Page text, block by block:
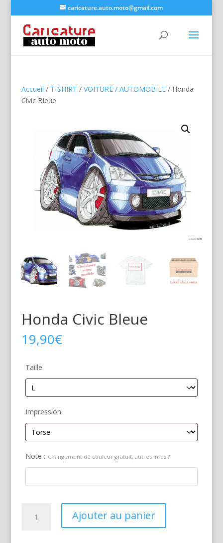
caricature.auto.moto@gmail.com
Accueil / T-SHIRT / VOITURE / AUTOMOBILE/ Honda
Civic Bleue
Honda Civic Bleue
19,90€
Taille
Impression
Note : Changement de couleur gratuit, autres infos ?
Ajouter au panier